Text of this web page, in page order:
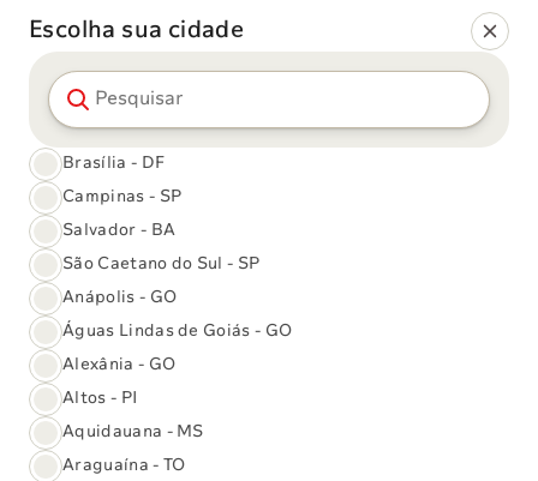
Comunicados
Procure em comunicados
Escolha sua cidade
Pesquisar cidade
Brasília - DF
Campinas - SP
Salvador - BA
São Caetano do Sul - SP
Anápolis - GO
Águas Lindas de Goiás - GO
Alexânia - GO
Altos - PI
Aquidauana - MS
Araguaína - TO